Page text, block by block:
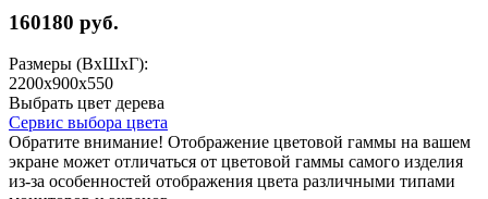
160180 руб.
Размеры (ВхШхГ):
2200x900x550
Выбрать цвет дерева
Сервис выбора цвета
Обратите внимание! Отображение цветовой гаммы на вашем
экране может отличаться от цветовой гаммы самого изделия
из-за особенностей отображения цвета различными типами